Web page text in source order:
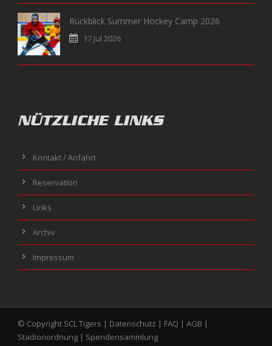
Rückblick Summer Hockey Camp 2026
17 Jul 2026
NÜTZLICHE LINKS
Kontakt / Anfahrt
Reservation
Links
Archiv
Impressum
© Copyright SCL Tigers | Datenschutz | FAQ | AGB |
Stadionordnung | Spendensammlung